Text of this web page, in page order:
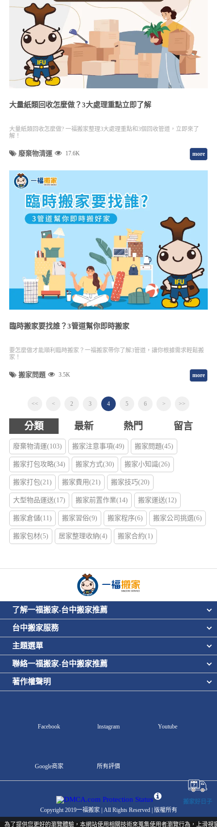
大量紙類回收怎麼做？3大處理重點立即了解
大量紙類回收怎麼做? 一福搬家整理3大處理重點和3個回收管道，立即來了
解！
廢棄物清運 17.6K more
臨時搬家要找誰？3管道幫你即時搬家
要怎麼做才能順利臨時搬家？一福搬家帶你了解3管道，讓你根據需求輕鬆搬
家！
搬家問題 3.5K more
<< < 2 3 4 5 6 > >>
分類 最新 熱門 留言
廢棄物清運(103) 搬家注意事項(49) 搬家問題(45)
搬家打包攻略(34) 搬家方式(30) 搬家小知識(26)
搬家打包(21) 搬家費用(21) 搬家技巧(20)
大型物品運送(17) 搬家前置作業(14) 搬家運送(12)
搬家倉儲(11) 搬家習俗(9) 搬家程序(6) 搬家公司挑選(6)
搬家包材(5) 居家整理收納(4) 搬家合約(1)
為了提供您更好的瀏覽體驗，本網站使用相關技術來蒐集使用者瀏覽行為，上滑視
了解一福搬家-台中搬家推薦
台中搬家服務
主題選單
聯絡一福搬家-台中搬家推薦
著作權聲明
Facebook lnstagram Youtube
Google商家 所有評價
Copyright 2019一福搬家 | All Rights Reserved | 版權所有
搬家好日子